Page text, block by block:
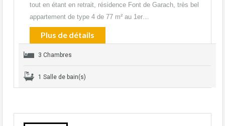
tout en étant en retrait, résidence Font de Garach, très bel
appartement de type 4 de 77 m² au 1er…
Plus de détails
3 Chambres
1 Salle de bain(s)